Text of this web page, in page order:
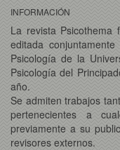
INFORMACIÓN
La revista
editada
Psicología de la
Psicología del
año.
Se admiten trabajos
pertenecientes a
previamente a su
revisores externos.